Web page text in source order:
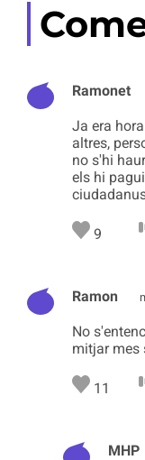
Ramonet
Ja era
altres,
no s'hi
els hi
9
Ramon
No
mitjar mes
11
MHP